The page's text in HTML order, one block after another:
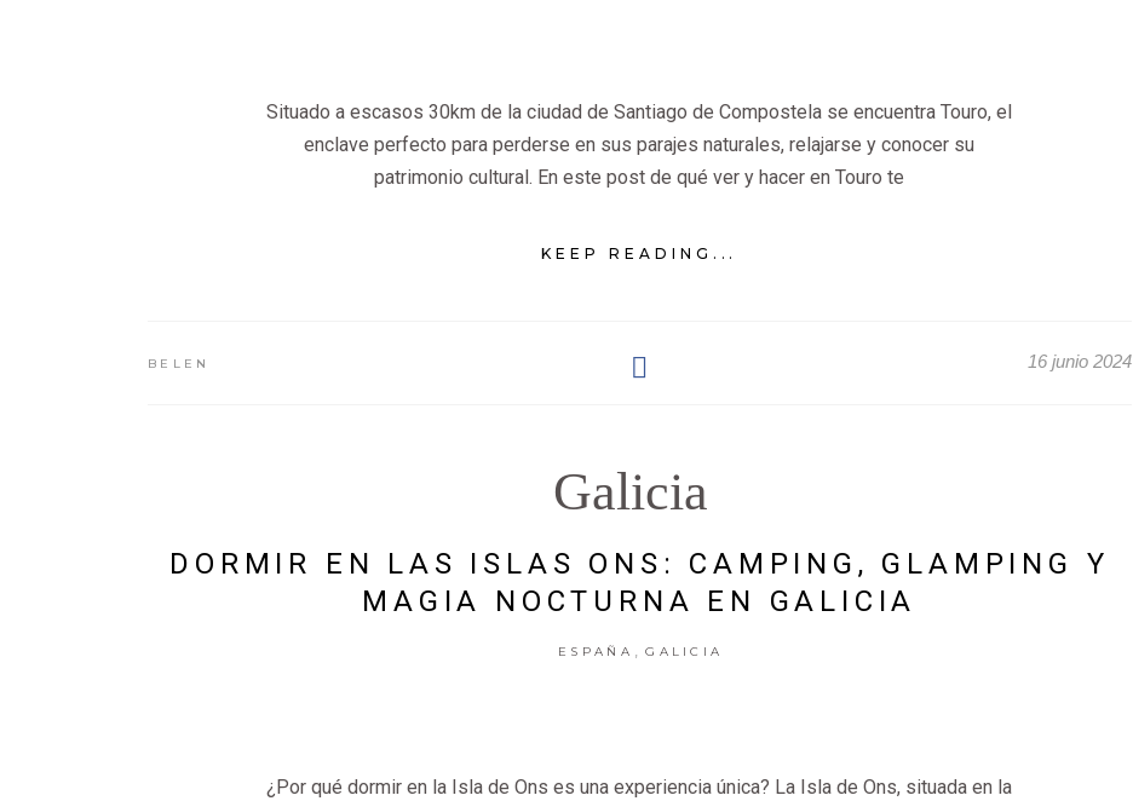
Situado a escasos 30km de la ciudad de Santiago de Compostela se encuentra Touro, el
enclave perfecto para perderse en sus parajes naturales, relajarse y conocer su
patrimonio cultural. En este post de qué ver y hacer en Touro te
KEEP READING...
BELEN 16 junio 2024
Galicia
DORMIR EN LAS ISLAS ONS: CAMPING, GLAMPING Y
MAGIA NOCTURNA EN GALICIA
ESPAÑA GALICIA
¿Por qué dormir en la Isla de Ons es una experiencia única? La Isla de Ons, situada en la